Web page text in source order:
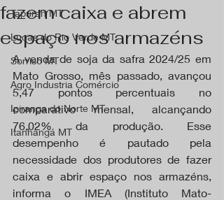
Tapurah MT
Lucas do Rio Verde MT
Sorriso MT
Agro Industria Comércio
Ipiranga do Norte MT
Itanhangá MT
fazem caixa e abrem
espaço nos armazéns
A venda de soja da safra 2024/25 em
Mato Grosso, mês passado, avançou
5,47 pontos percentuais no
comparativo mensal, alcançando
76,02% da produção. Esse
desempenho é pautado pela
necessidade dos produtores de fazer
caixa e abrir espaço nos armazéns,
informa o IMEA (Instituto Mato-